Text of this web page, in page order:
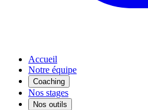
Accueil
Notre équipe
Coaching
Nos stages
Nos outils